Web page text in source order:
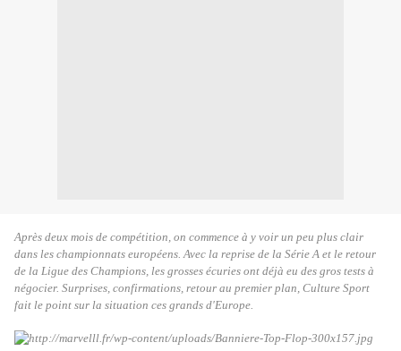
Après deux mois de compétition, on commence à y voir un peu plus clair
dans les championnats européens. Avec la reprise de la Série A et le retour
de la Ligue des Champions, les grosses écuries ont déjà eu des gros tests à
négocier. Surprises, confirmations, retour au premier plan, Culture Sport
fait le point sur la situation ces grands d'Europe.